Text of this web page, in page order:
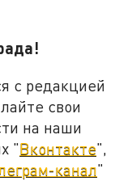
с редакцией
свои
на наши
"Вконтакте",
канал"